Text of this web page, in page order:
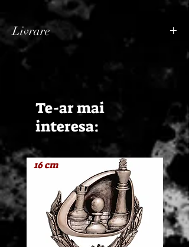
Livrare
Termen de livrare: 1 - 2 zile lucratoare, din
momentul confirmarii comenzii de catre
Te-ar mai
interesa:
16 cm